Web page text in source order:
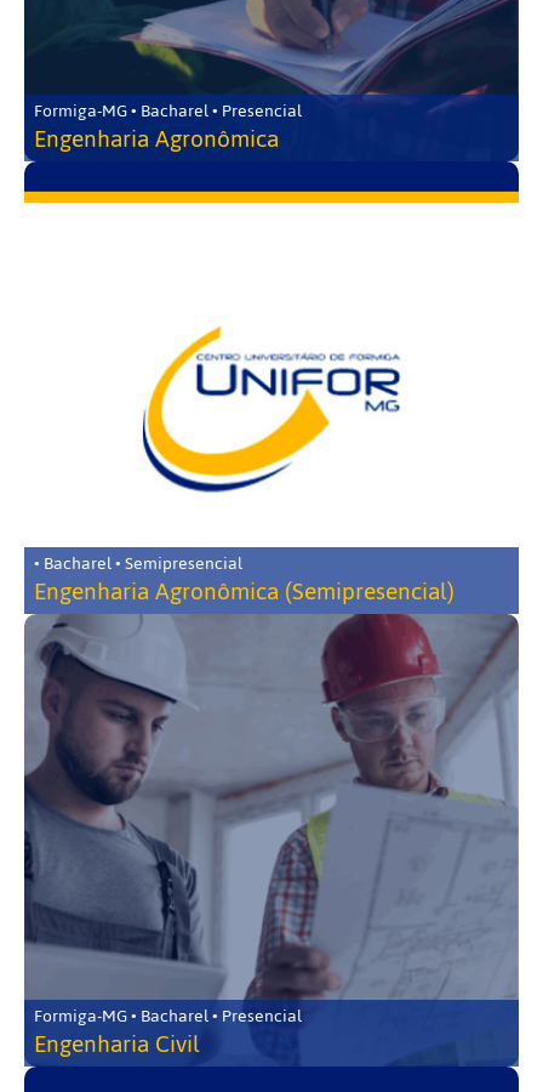
Formiga-MG • Bacharel • Presencial
Engenharia Agronômica
• Bacharel • Semipresencial
Engenharia Agronômica (Semipresencial)
Formiga-MG • Bacharel • Presencial
Engenharia Civil